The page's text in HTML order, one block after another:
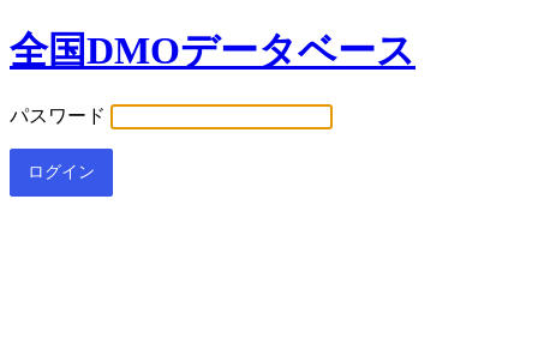
全国DMOデータベース
パスワード